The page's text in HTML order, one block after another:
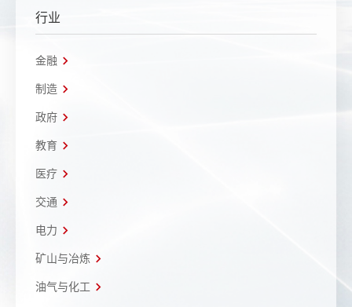
行业
金融
制造
政府
教育
医疗
交通
电力
矿山与冶炼
油气与化工